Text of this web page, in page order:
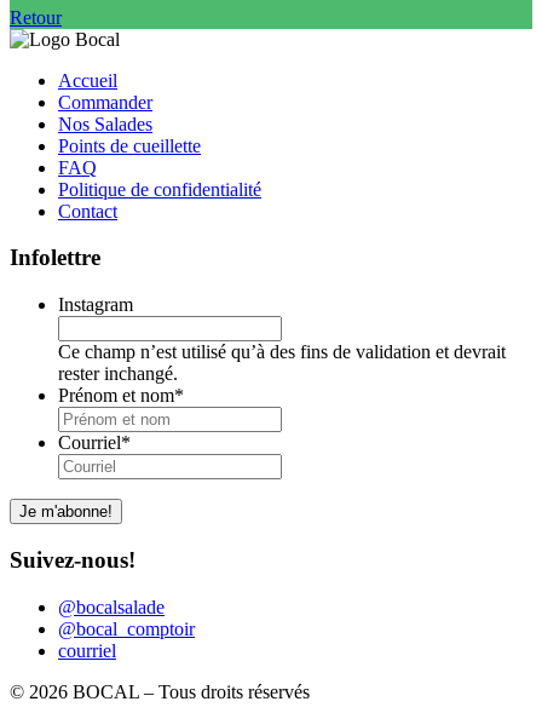
Retour
Accueil
Commander
Nos Salades
Points de cueillette
FAQ
Politique de confidentialité
Contact
Infolettre
Instagram
Ce champ n’est utilisé qu’à des fins de validation et devrait
rester inchangé.
Prénom et nom*
Courriel*
Suivez-nous!
@bocalsalade
@bocal_comptoir
courriel
© 2026 BOCAL – Tous droits réservés